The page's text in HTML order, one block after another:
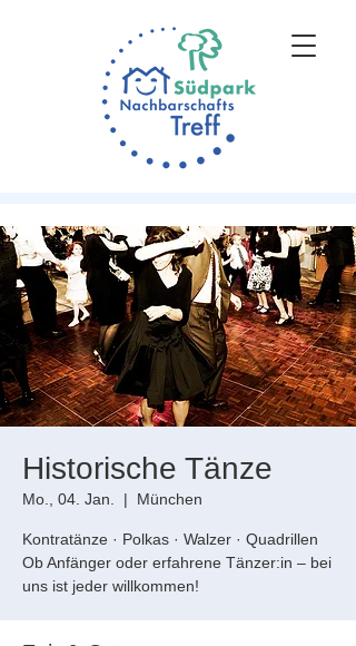
Historische Tänze
Mo., 04. Jan.
  |
München
Kontratänze · Polkas · Walzer · Quadrillen
Ob Anfänger oder erfahrene Tänzer:in – bei
uns ist jeder willkommen!